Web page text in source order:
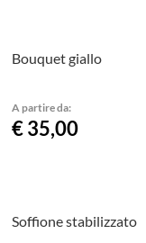
Bouquet giallo
A partire da:
€ 35,00
Soffione stabilizzato